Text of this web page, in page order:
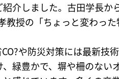
介しました。古田学長か
授の「ちょっと変わった
や防災対策には最新技
緑豊かで、塀や柵のない